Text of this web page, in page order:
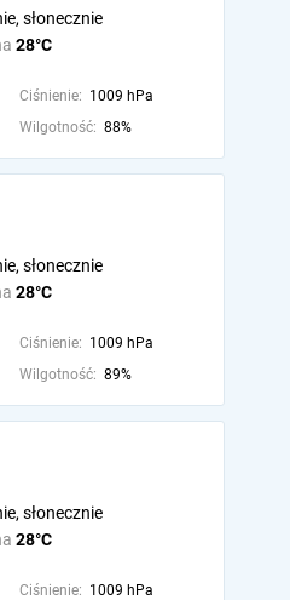
28°C
słonecznie
Ciśnienie: 1009 hPa
Wilgotność: 88%
28°C
słonecznie
Ciśnienie: 1009 hPa
Wilgotność: 89%
28°C
słonecznie
Ciśnienie: 1009 hPa